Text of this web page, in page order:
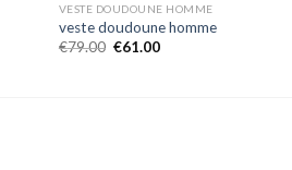
VESTE DOUDOUNE HOMME
veste doudoune homme
€79.00 €61.00